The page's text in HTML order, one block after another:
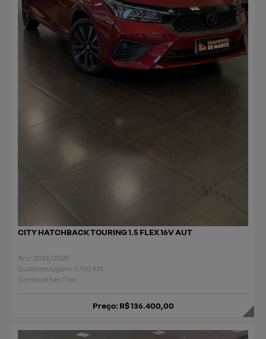
CITY HATCHBACK TOURING 1.5 FLEX 16V AUT
Ano: 2024 / 2025
Quilometragem: 9.700 KM
Combustível: Flex
Preço: R$ 136.400,00